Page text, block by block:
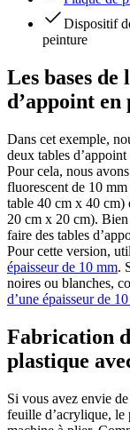
Dispositif
peinture
Les bases
d’appoint en
Dans cet exemple,
deux tables
Pour cela, nous
fluorescent de 10
table 40 cm x 40 cm)
20 cm x 20 cm).
faire des tables
Pour cette version,
épaisseur de 10 mm.
noires ou blanches,
d’une épaisseur de
Fabrication
plastique
Si vous avez envie
feuille d’acrylique, le